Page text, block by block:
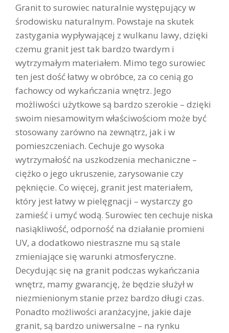
Granit to surowiec naturalnie występujący w
środowisku naturalnym. Powstaje na skutek
zastygania wypływającej z wulkanu lawy, dzięki
czemu granit jest tak bardzo twardym i
wytrzymałym materiałem. Mimo tego surowiec
ten jest dość łatwy w obróbce, za co cenią go
fachowcy od wykańczania wnętrz. Jego
możliwości użytkowe są bardzo szerokie – dzięki
swoim niesamowitym właściwościom może być
stosowany zarówno na zewnątrz, jak i w
pomieszczeniach. Cechuje go wysoka
wytrzymałość na uszkodzenia mechaniczne –
ciężko o jego ukruszenie, zarysowanie czy
pęknięcie. Co więcej, granit jest materiałem,
który jest łatwy w pielęgnacji – wystarczy go
zamieść i umyć wodą. Surowiec ten cechuje niska
nasiąkliwość, odporność na działanie promieni
UV, a dodatkowo niestraszne mu są stale
zmieniające się warunki atmosferyczne.
Decydując się na granit podczas wykańczania
wnętrz, mamy gwarancję, że będzie służył w
niezmienionym stanie przez bardzo długi czas.
Ponadto możliwości aranżacyjne, jakie daje
granit, są bardzo uniwersalne – na rynku